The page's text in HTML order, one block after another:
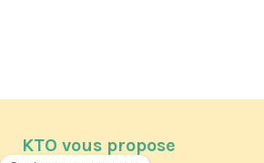
KTO vous propose